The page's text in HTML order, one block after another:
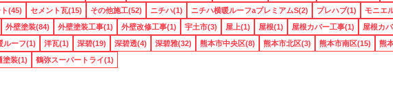
(45) セメント瓦(15) その他施工(52) ニチハ(1) ニチハ横暖ルーフaプレミアムS(2) プレハブ(1) モニエ
外壁塗装(84) 外壁塗装工事(1) 外壁改修工事(1) 宇土市(3) 屋上(1) 屋根(1) 屋根カバー工事(1) 屋根カ
ルーフ(1) 洋瓦(1) 深碧(19) 深碧透(4) 深碧雅(32) 熊本市中央区(8) 熊本市北区(3) 熊本市南区(15) 熊
塗装(1) 鶴弥スーパートライ(1)